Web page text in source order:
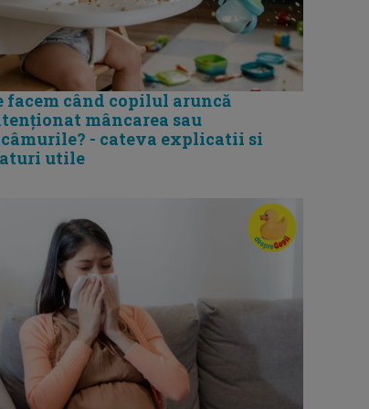
facem când copilul aruncă
mâncarea sau
- cateva explicatii si
utile